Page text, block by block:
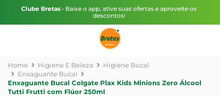
Clube Bretas • Baixe o app, ative suas ofertas e aproveite os
descontos!
Higiene E Beleza
Higiene Bucal
Enxaguante Bucal
Enxaguante Bucal Colgate Plax Kids Minions Zero Álcool
Tutti Frutti com Flúor 250ml